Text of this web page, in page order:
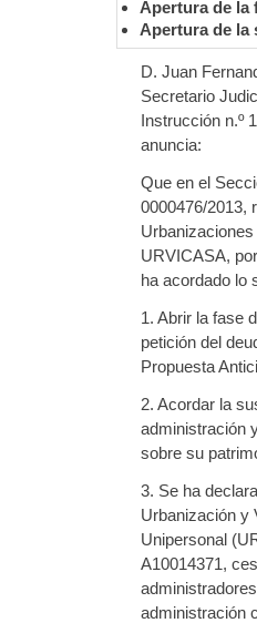
Apertura de la
Apertura de la
D. Juan
Secretario
Instrucción n.º
anuncia:
Que en el
0000476/2013,
URVICASA,
ha acordado lo
1. Abrir la fase
petición del
Propuesta
2. Acordar la
administración
sobre su
3. Se ha
Urbanización y
Unipersonal
A10014371,
administración